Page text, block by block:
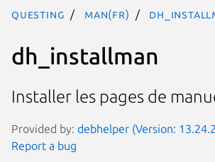
questing man(fr)
dh_installman
Installer les pages de
Provided by: debhelper (Version:
Report a bug